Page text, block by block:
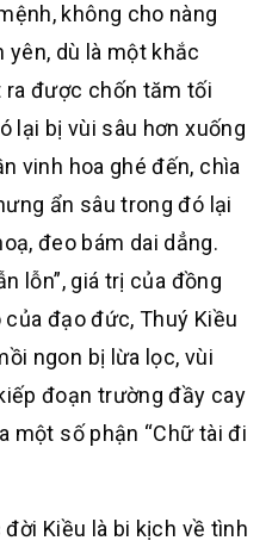
không cho nàng
dù là một khắc
ra được chốn tăm tối
lại bị vùi sâu hơn xuống
vinh hoa ghé đến, chìa
ẩn sâu trong đó lại
đeo bám dai dẳng.
lỗn”, giá trị của đồng
đạo đức, Thuý Kiều
ngon bị lừa lọc, vùi
đoạn trường đầy cay
một số phận “Chữ tài đi
Kiều là bi kịch về tình